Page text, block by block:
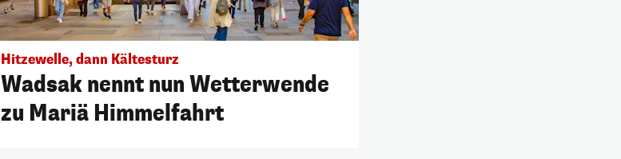
Hitzewelle, dann Kältesturz
Wadsak nennt nun Wetterwende
zu Mariä Himmelfahrt